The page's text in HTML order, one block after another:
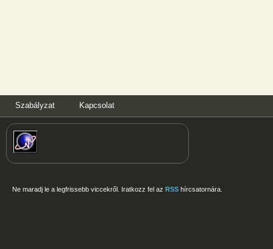
Szabályzat Kapcsolat
Ne maradj le a legfrissebb viccekről. Iratkozz fel az RSS hírcsatornára.